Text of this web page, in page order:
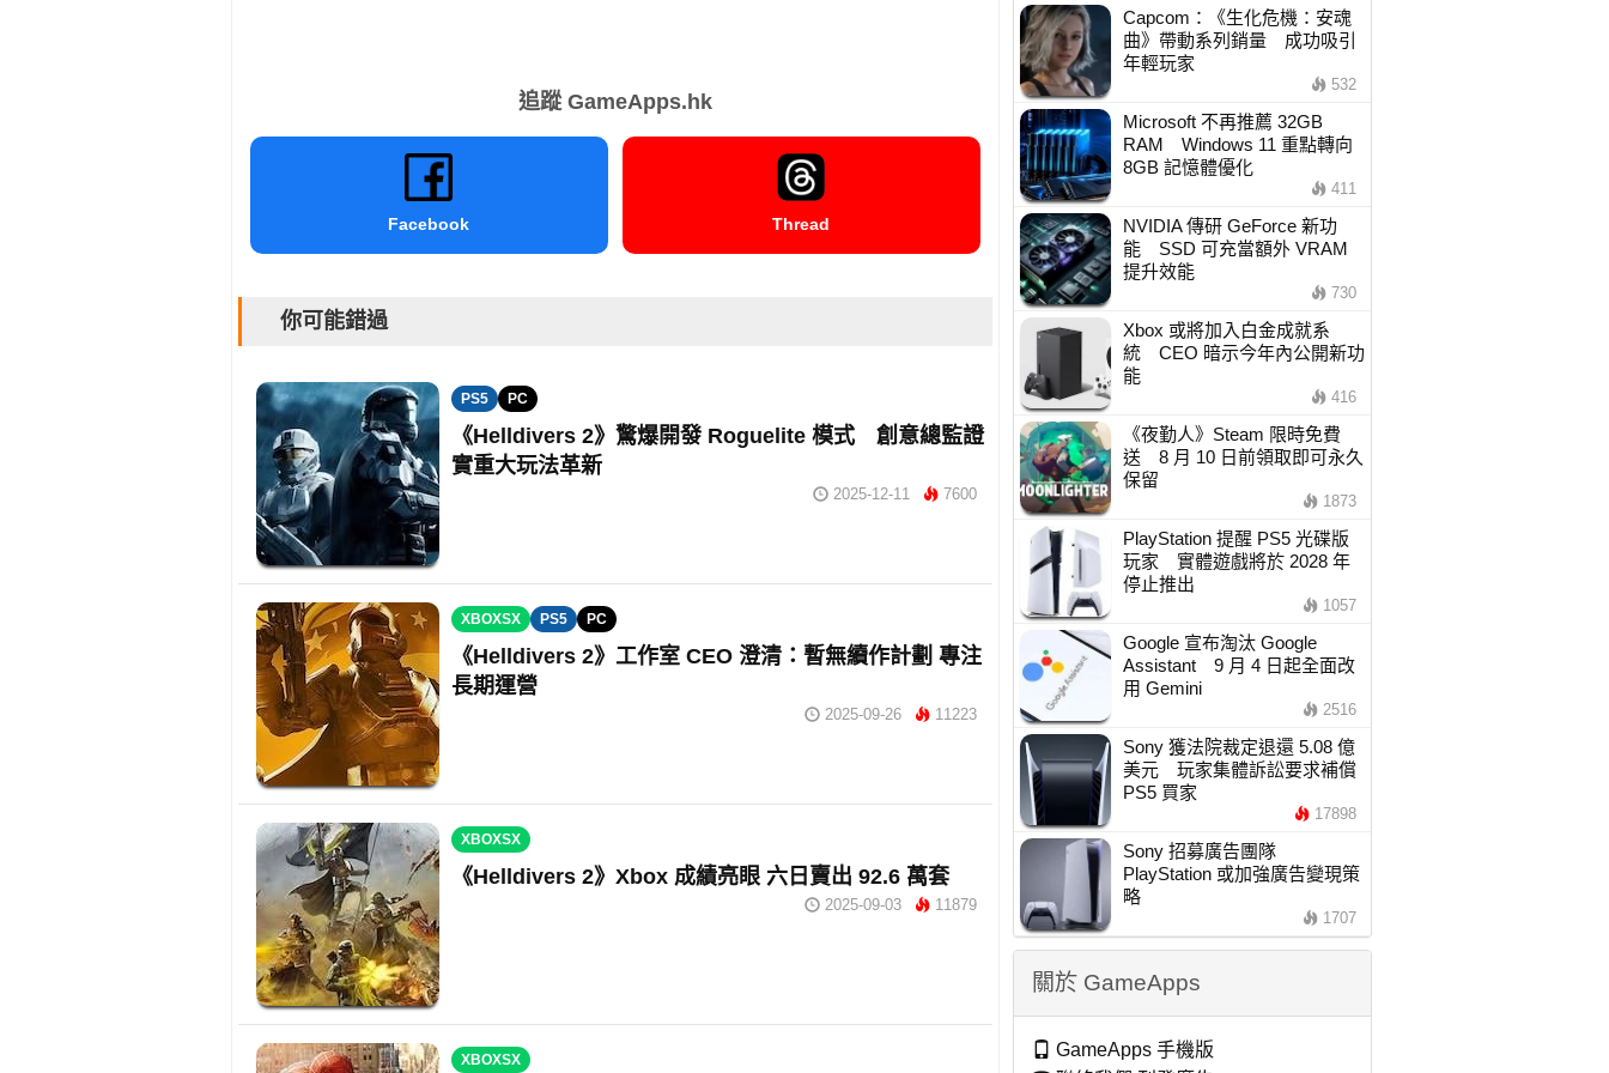
追蹤 GameApps.hk
Facebook Thread
你可能錯過
PS5 PC
《Helldivers 2》驚爆開發 Roguelite 模式 創意總監證
實重大玩法革新
2025-12-11 7600
XBOXSX PS5 PC
《Helldivers 2》工作室 CEO 澄清：暫無續作計劃 專注
長期運營
2025-09-26 11223
XBOXSX
《Helldivers 2》Xbox 成績亮眼 六日賣出 92.6 萬套
2025-09-03 11879
XBOXSX
Capcom：《生化危機：安魂
曲》帶動系列銷量 成功吸引
年輕玩家
532
Microsoft 不再推薦 32GB
RAM Windows 11 重點轉向
8GB 記憶體優化
411
NVIDIA 傳研 GeForce 新功
能 SSD 可充當額外 VRAM
提升效能
730
Xbox 或將加入白金成就系
統 CEO 暗示今年內公開新功
能
416
《夜勤人》Steam 限時免費
送 8 月 10 日前領取即可永久
保留
1873
PlayStation 提醒 PS5 光碟版
玩家 實體遊戲將於 2028 年
停止推出
1057
Google 宣布淘汰 Google
Assistant 9 月 4 日起全面改
用 Gemini
2516
Sony 獲法院裁定退還 5.08 億
美元 玩家集體訴訟要求補償
PS5 買家
17898
Sony 招募廣告團隊
PlayStation 或加強廣告變現策
略
1707
關於 GameApps
GameApps 手機版